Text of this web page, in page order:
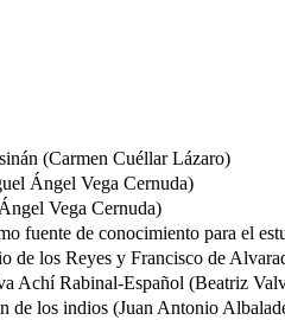
(Carmen Cuéllar Lázaro)
Ángel Vega Cernuda)
Vega Cernuda)
fuente de conocimiento para el
de los Reyes y Francisco de
Achí Rabinal-Español (Beatriz
de los indios (Juan Antonio